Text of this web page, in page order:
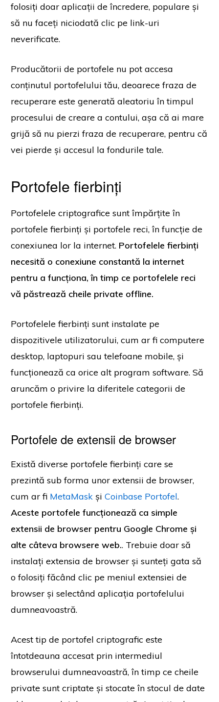
folosiți doar aplicații de încredere, populare și
să nu faceți niciodată clic pe link-uri
neverificate.
Producătorii de portofele nu pot accesa
conținutul portofelului tău, deoarece fraza de
recuperare este generată aleatoriu în timpul
procesului de creare a contului, așa că ai mare
grijă să nu pierzi fraza de recuperare, pentru că
vei pierde și accesul la fondurile tale.
Portofele fierbinți
Portofelele criptografice sunt împărțite în
portofele fierbinți și portofele reci, în funcție de
conexiunea lor la internet. Portofelele fierbinți
necesită o conexiune constantă la internet
pentru a funcționa, în timp ce portofelele reci
vă păstrează cheile private offline.
Portofelele fierbinți sunt instalate pe
dispozitivele utilizatorului, cum ar fi computere
desktop, laptopuri sau telefoane mobile, și
funcționează ca orice alt program software. Să
aruncăm o privire la diferitele categorii de
portofele fierbinți.
Portofele de extensii de browser
Există diverse portofele fierbinți care se
prezintă sub forma unor extensii de browser,
cum ar fi MetaMask șiCoinbase Portofel.
Aceste portofele funcționează ca simple
extensii de browser pentru Google Chrome și
alte câteva browsere web.. Trebuie doar să
instalați extensia de browser și sunteți gata să
o folosiți făcând clic pe meniul extensiei de
browser și selectând aplicația portofelului
dumneavoastră.
Acest tip de portofel criptografic este
întotdeauna accesat prin intermediul
browserului dumneavoastră, în timp ce cheile
private sunt criptate și stocate în stocul de date